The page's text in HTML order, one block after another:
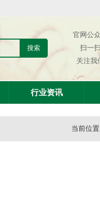
官网公
扫一扫
关注我
行业资讯
当前位